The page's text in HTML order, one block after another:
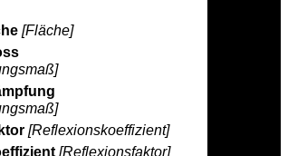
[Fläche]
[Reflexionskoeffizient]
[Reflexionsfaktor]